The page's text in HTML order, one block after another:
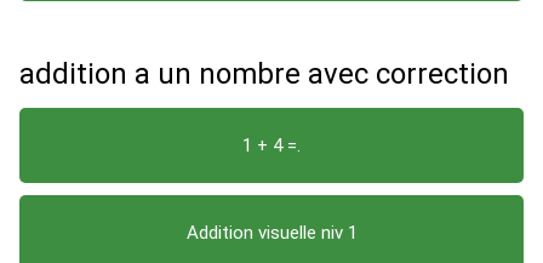
addition a un nombre avec correction
1 + 4 =.
Addition visuelle niv 1